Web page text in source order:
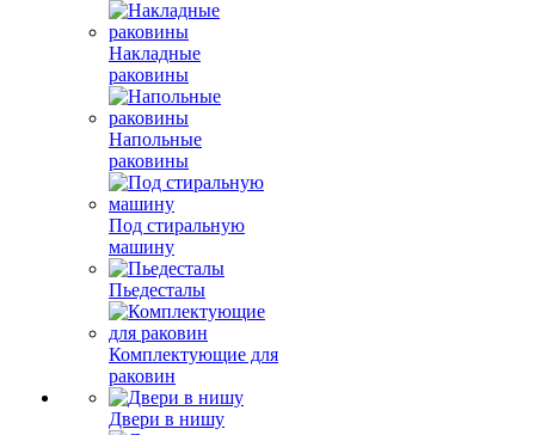
Накладные
раковины
Напольные
раковины
Под стиральную
машину
Пьедесталы
Комплектующие для
раковин
Двери в нишу